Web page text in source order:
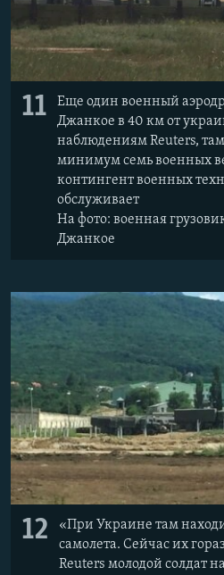
11
Еще один военный
Джанкое в 40 км от
наблюдениям Reuters,
минимум семь военных
контингент военных
обслуживает
На фото: военная
Джанкое
12
«При Украине там
самолета. Сейчас их
Reuters молодой солдат